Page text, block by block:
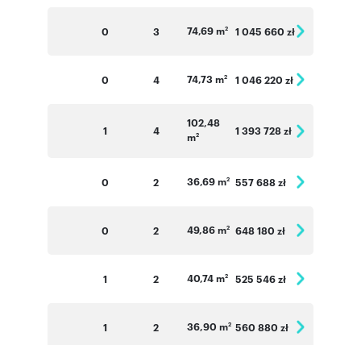
0 3 74,69 m2 1 045 660 zł
0 4 74,73 m2 1 046 220 zł
1 4
102,48
m2 1 393 728 zł
0 2 36,69 m2 557 688 zł
0 2 49,86 m2 648 180 zł
1 2 40,74 m2 525 546 zł
1 2 36,90 m2 560 880 zł